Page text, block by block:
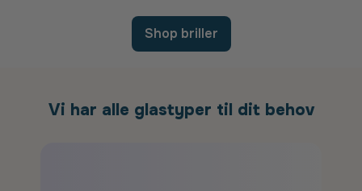
Shop briller
Vi har alle glastyper til dit behov